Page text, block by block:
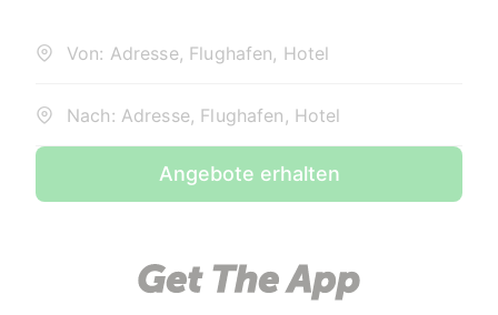
Von: Adresse, Flughafen, Hotel
Nach: Adresse, Flughafen, Hotel
Angebote erhalten